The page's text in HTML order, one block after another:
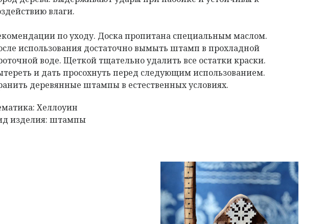
влаги.
по уходу. Доска пропитана специальным маслом.
использования достаточно вымыть штамп в прохладной
воде. Щеткой тщательно удалить все остатки краски.
и дать просохнуть перед следующим использованием.
деревянные штампы в естественных условиях.
Хеллоуин
изделия: штампы